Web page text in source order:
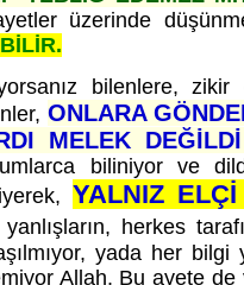
üzerinde
bilenlere, zikir
ONLARA
MELEK
biliniyor ve
YALNIZ
herkes
yada her
Allah. Bu ayete de